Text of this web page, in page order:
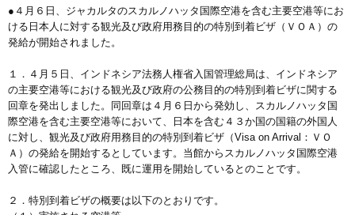
●４月６日、ジャカルタのスカルノハッタ国際空港を含む主要空港等にお
ける日本人に対する観光及び政府用務目的の特別到着ビザ（ＶＯＡ）の
発給が開始されました。
１．４月５日、インドネシア法務人権省入国管理総局は、インドネシア
の主要空港等における観光及び政府の公務目的の特別到着ビザに関する
回章を発出しました。同回章は４月６日から発効し、スカルノハッタ国
際空港を含む主要空港等において、日本を含む４３か国の国籍の外国人
に対し、観光及び政府用務目的の特別到着ビザ（Visa on Arrival：ＶＯ
Ａ）の発給を開始するとしています。当館からスカルノハッタ国際空港
入管に確認したところ、既に運用を開始しているとのことです。
２．特別到着ビザの概要は以下のとおりです。